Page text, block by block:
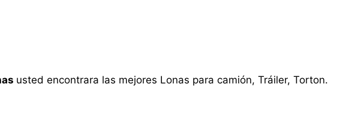
usted encontrara las mejores Lonas para camión, Tráiler, Torton.